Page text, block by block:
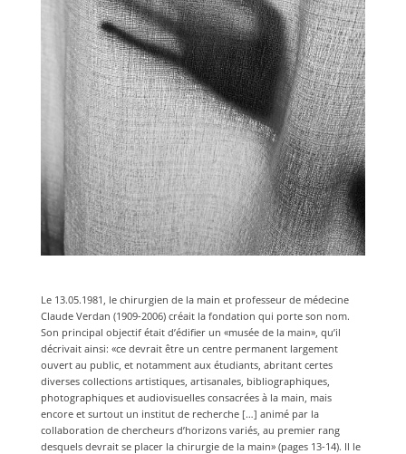
Le 13.05.1981, le chirurgien de la main et professeur de médecine
Claude Verdan (1909-2006) créait la fondation qui porte son nom.
Son principal objectif était d’édifier un «musée de la main», qu’il
décrivait ainsi: «ce devrait être un centre permanent largement
ouvert au public, et notamment aux étudiants, abritant certes
diverses collections artistiques, artisanales, bibliographiques,
photographiques et audiovisuelles consacrées à la main, mais
encore et surtout un institut de recherche […] animé par la
collaboration de chercheurs d’horizons variés, au premier rang
desquels devrait se placer la chirurgie de la main» (pages 13-14). Il le